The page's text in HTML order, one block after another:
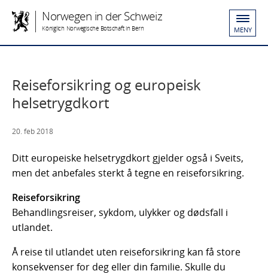
Norwegen in der Schweiz
Königlich Norwegische Botschaft in Bern MENY
Reiseforsikring og europeisk
helsetrygdkort
20. feb 2018
Ditt europeiske helsetrygdkort gjelder også i Sveits,
men det anbefales sterkt å tegne en reiseforsikring.
Reiseforsikring
Behandlingsreiser, sykdom, ulykker og dødsfall i
utlandet.
Å reise til utlandet uten reiseforsikring kan få store
konsekvenser for deg eller din familie. Skulle du